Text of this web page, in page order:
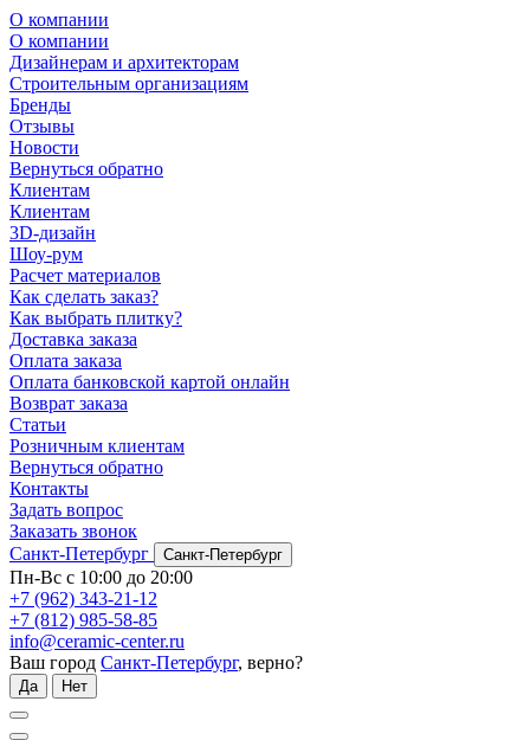
О компании
О компании
Дизайнерам и архитекторам
Строительным организациям
Бренды
Отзывы
Новости
Вернуться обратно
Клиентам
Клиентам
3D-дизайн
Шоу-рум
Расчет материалов
Как сделать заказ?
Как выбрать плитку?
Доставка заказа
Оплата заказа
Оплата банковской картой онлайн
Возврат заказа
Статьи
Розничным клиентам
Вернуться обратно
Контакты
Задать вопрос
Заказать звонок
Санкт-Петербург
Санкт-Петербург
Пн-Вс с 10:00 до 20:00
+7 (962) 343-21-12
+7 (812) 985-58-85
info@ceramic-center.ru
Ваш город Санкт-Петербург, верно?
Да Нет